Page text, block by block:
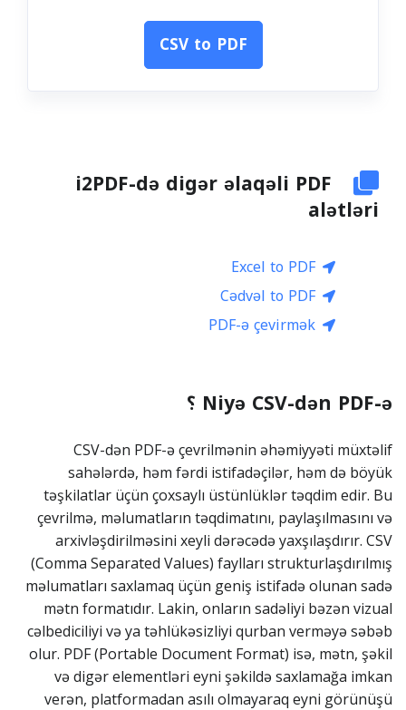
CSV to PDF
i2PDF-də digər əlaqəli PDF
alətləri
Excel to PDF
Cədvəl to PDF
PDF-ə çevirmək
Niyə CSV-dən PDF-ə ؟
CSV-dən PDF-ə çevrilmənin əhəmiyyəti müxtəlif
sahələrdə, həm fərdi istifadəçilər, həm də böyük
təşkilatlar üçün çoxsaylı üstünlüklər təqdim edir. Bu
çevrilmə, məlumatların təqdimatını, paylaşılmasını və
arxivləşdirilməsini xeyli dərəcədə yaxşılaşdırır. CSV
(Comma Separated Values) faylları strukturlaşdırılmış
məlumatları saxlamaq üçün geniş istifadə olunan sadə
mətn formatıdır. Lakin, onların sadəliyi bəzən vizual
cəlbediciliyi və ya təhlükəsizliyi qurban verməyə səbəb
olur. PDF (Portable Document Format) isə, mətn, şəkil
və digər elementləri eyni şəkildə saxlamağa imkan
verən, platformadan asılı olmayaraq eyni görünüşü